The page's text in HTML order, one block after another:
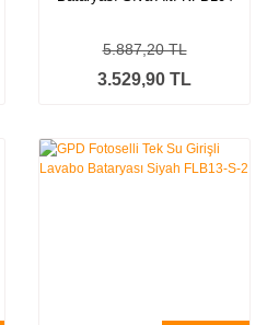
3.529,90 TL
5.887,20 TL